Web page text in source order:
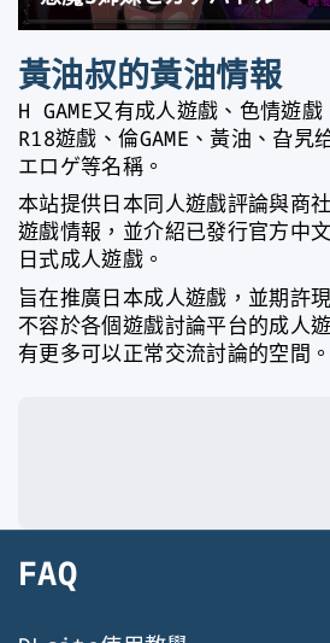
黃油叔的黃油情報
H GAME又有成人遊戲、色情遊戲
R18遊戲、倫GAME、黃油、旮旯
エロゲ等名稱。
本站提供日本同人遊戲評論與商
遊戲情報，並介紹已發行官方中
日式成人遊戲。
旨在推廣日本成人遊戲，並期許
不容於各個遊戲討論平台的成人
有更多可以正常交流討論的空間。
FAQ